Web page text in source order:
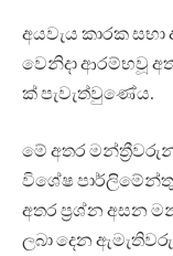
අයවැය කාරක සභා
වෙනිදා ආරම්භවූ
ක් පැවැත්වුණේය.
මේ අතර
විශේෂ පාර්ලිමේන්තු
අතර ප්‍රශ්න අසන
ලබා දෙන